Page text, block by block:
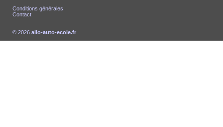
Conditions générales
Contact
© 2026 allo-auto-ecole.fr